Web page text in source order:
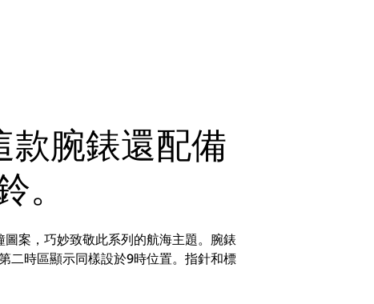
款腕錶還配備
案，巧妙致敬此系列的航海主題。腕錶
二時區顯示同樣設於9時位置。指針和標